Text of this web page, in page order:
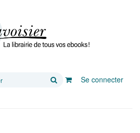
Rechercher
Se connecter